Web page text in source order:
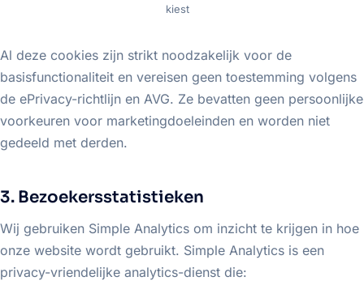
kiest
Al deze cookies zijn strikt noodzakelijk voor de
basisfunctionaliteit en vereisen geen toestemming volgens
de ePrivacy-richtlijn en AVG. Ze bevatten geen persoonlijke
voorkeuren voor marketingdoeleinden en worden niet
gedeeld met derden.
3. Bezoekersstatistieken
Wij gebruiken Simple Analytics om inzicht te krijgen in hoe
onze website wordt gebruikt. Simple Analytics is een
privacy-vriendelijke analytics-dienst die: